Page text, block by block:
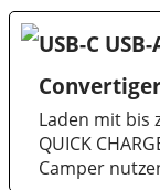
USB-C
Laden mit bis
QUICK
Camper